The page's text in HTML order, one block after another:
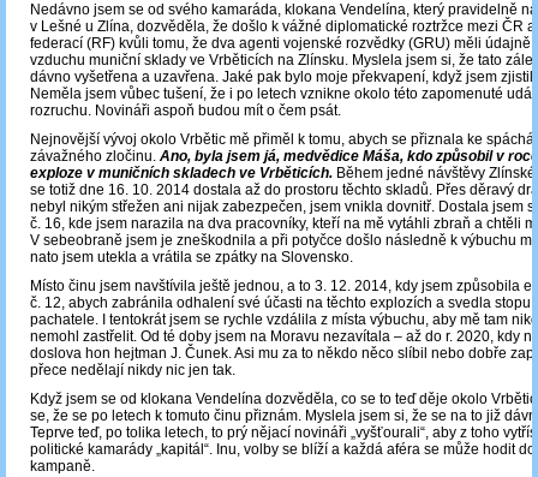
Nedávno jsem se od svého kamaráda, klokana Vendelína, který pravidelně
v Lešné u Zlína, dozvěděla, že došlo k vážné diplomatické roztržce mezi ČR
federací (RF) kvůli tomu, že dva agenti vojenské rozvědky (GRU) měli údajně
vzduchu muniční sklady ve Vrběticích na Zlínsku. Myslela jsem si, že tato
dávno vyšetřena a uzavřena. Jaké pak bylo moje překvapení, když jsem
Neměla jsem vůbec tušení, že i po letech vznikne okolo této zapomenuté
rozruchu. Novináři aspoň budou mít o čem psát.
Nejnovější vývoj okolo Vrbětic mě přiměl k tomu, abych se přiznala ke
závažného zločinu. Ano, byla jsem já, medvědice Máša, kdo způsobil v
exploze v muničních skladech ve Vrběticích. Během jedné návštěvy
se totiž dne 16. 10. 2014 dostala až do prostoru těchto skladů. Přes děravý
nebyl nikým střežen ani nijak zabezpečen, jsem vnikla dovnitř. Dostala jsem
č. 16, kde jsem narazila na dva pracovníky, kteří na mě vytáhli zbraň a chtěli
V sebeobraně jsem je zneškodnila a při potyčce došlo následně k výbuchu
nato jsem utekla a vrátila se zpátky na Slovensko.
Místo činu jsem navštívila ještě jednou, a to 3. 12. 2014, kdy jsem způsobila
č. 12, abych zabránila odhalení své účasti na těchto explozích a svedla stopu
pachatele. I tentokrát jsem se rychle vzdálila z místa výbuchu, aby mě tam
nemohl zastřelit. Od té doby jsem na Moravu nezavítala – až do r. 2020, kdy
doslova hon hejtman J. Čunek. Asi mu za to někdo něco slíbil nebo dobře
přece nedělají nikdy nic jen tak.
Když jsem se od klokana Vendelína dozvěděla, co se to teď děje okolo
se, že se po letech k tomuto činu přiznám. Myslela jsem si, že se na to již
Teprve teď, po tolika letech, to prý nějací novináři „vyšťourali“, aby z toho
politické kamarády „kapitál“. Inu, volby se blíží a každá aféra se může hodit
kampaně.